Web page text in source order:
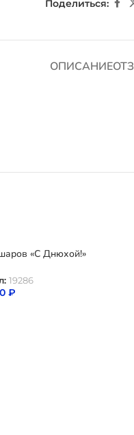
Поделиться:
ОПИСАНИЕ
«С Днюхой!»
19286
₽